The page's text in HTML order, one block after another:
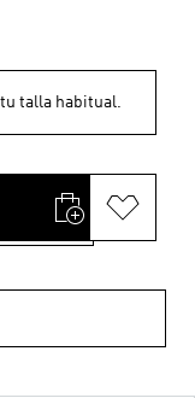
tu talla habitual.